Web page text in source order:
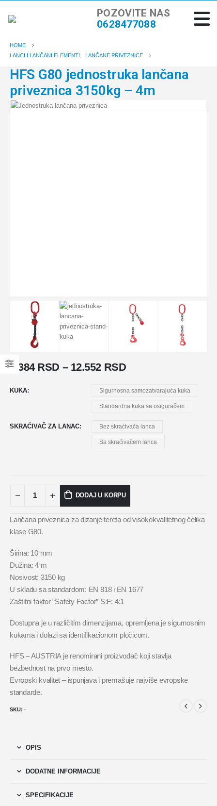
POZOVITE NAS
0628477088
HOME
LANCI I LANČANI ELEMENTI
LANČANE PRIVEZNICE
HFS G80 jednostruka lančana
priveznica 3150kg – 4m
9.384 RSD – 12.552 RSD
KUKA Sigurnosna samozatvarajuća kuka
Standardna kuka sa osiguračem
SKRAĆIVAČ ZA LANAC Bez skraćivača lanca
Sa skraćivačem lanca
DODAJ U KORPU
Lančana priveznica za dizanje tereta od visokokvalitetnog čelika
klase G80.
Širina: 10 mm
Dužina: 4 m
Nosivost: 3150 kg
U skladu sa standardom: EN 818 i EN 1677
Zaštitni faktor “Safety Factor” S:F: 4:1
Dostupna je u različitim dimenzijama, opremljena je sigurnosnim
kukama i dolazi sa identifikacionom pločicom.
HFS – AUSTRIA je renomirani proizvođač koji stavlja
bezbednost na prvo mesto.
Evropski kvalitet – ispunjava i premašuje najviše evropske
standarde.
SKU: -
OPIS
DODATNE INFORMACIJE
SPECIFIKACIJE